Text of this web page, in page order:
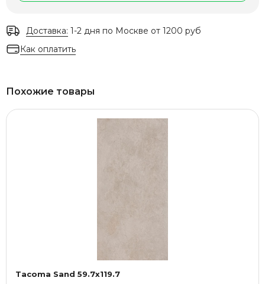
Доставка: 1-2 дня по Москве от 1200 руб
Как оплатить
Похожие товары
Tacoma Sand 59.7x119.7